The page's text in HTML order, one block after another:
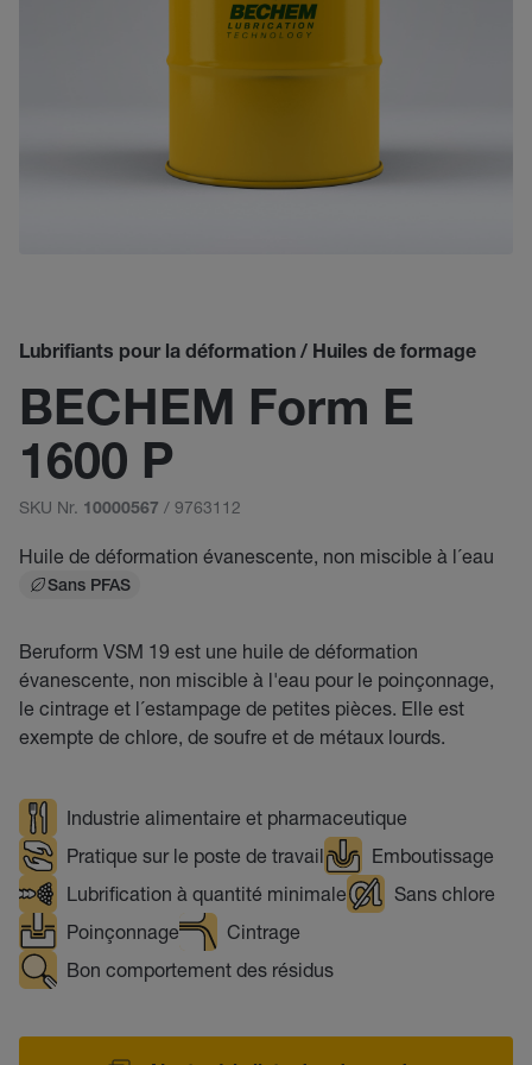
Lubrifiants pour la déformation / Huiles de formage
BECHEM Form E
1600 P
SKU Nr. 10000567 / 9763112
Huile de déformation évanescente, non miscible à l´eau
Sans PFAS
Beruform VSM 19 est une huile de déformation
évanescente, non miscible à l'eau pour le poinçonnage,
le cintrage et l´estampage de petites pièces. Elle est
exempte de chlore, de soufre et de métaux lourds.
Industrie alimentaire et pharmaceutique
Pratique sur le poste de travail
Emboutissage
Lubrification à quantité minimale
Sans chlore
Poinçonnage
Cintrage
Bon comportement des résidus